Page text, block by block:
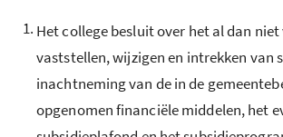
1. Het college besluit over het al dan
vaststellen, wijzigen en intrekken van
inachtneming van de in de
opgenomen financiële middelen, het